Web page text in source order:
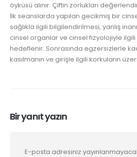
öyküsü alınır. Çiftin zorlukları
İlk seanslarda yapılan gecikmiş bir
sağlıkla ilgili bilgilendirilmesi, yanlış
cinsel organlar ve cinsel fizyolojiyle ilgili
hedeflenir. Sonrasında egzersizlerle
kasılmanın ve girişle ilgili korkuların
Bir yanıt yazın
E-posta adresiniz